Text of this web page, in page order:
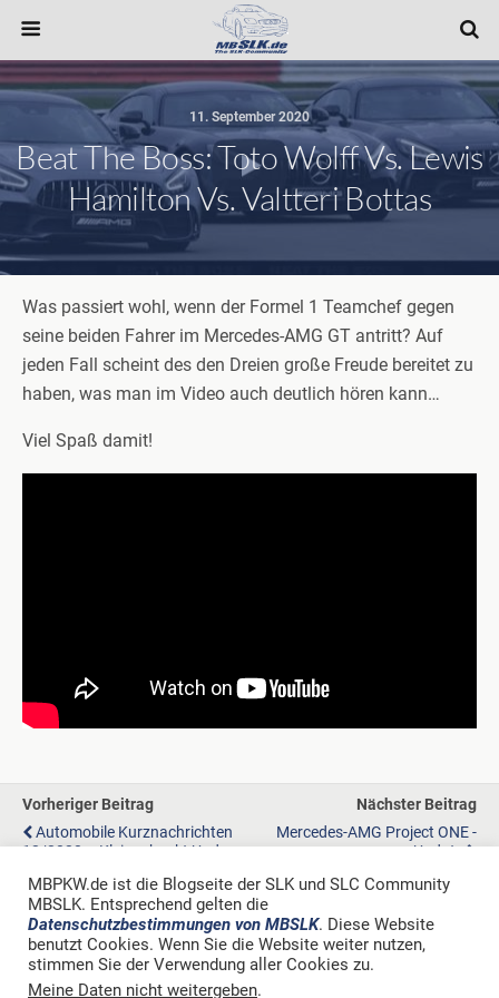
11. September 2020
Beat The Boss: Toto Wolff Vs. Lewis
Hamilton Vs. Valtteri Bottas
Was passiert wohl, wenn der Formel 1 Teamchef gegen
seine beiden Fahrer im Mercedes-AMG GT antritt? Auf
jeden Fall scheint des den Dreien große Freude bereitet zu
haben, was man im Video auch deutlich hören kann…
Viel Spaß damit!
Vorheriger Beitrag
Automobile Kurznachrichten
12/2020 – Kleingehackt Und
Nächster Beitrag
Mercedes-AMG Project ONE -
Update
Zum Seitenanfang
MBPKW.de ist die Blogseite der SLK und SLC Community
MBSLK. Entsprechend gelten die
Datenschutzbestimmungen von MBSLK. Diese Website
benutzt Cookies. Wenn Sie die Website weiter nutzen,
stimmen Sie der Verwendung aller Cookies zu.
Meine Daten nicht weitergeben.